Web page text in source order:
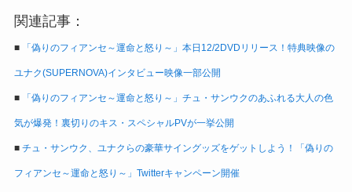
関連記事：
■ 「偽りのフィアンセ～運命と怒り～」本日12/2DVDリリース！特典映像の
ユナク(SUPERNOVA)インタビュー映像一部公開
■ 「偽りのフィアンセ～運命と怒り～」チュ・サンウクのあふれる大人の色
気が爆発！裏切りのキス・スペシャルPVが一挙公開
■ チュ・サンウク、ユナクらの豪華サイングッズをゲットしよう！「偽りの
フィアンセ～運命と怒り～」Twitterキャンペーン開催